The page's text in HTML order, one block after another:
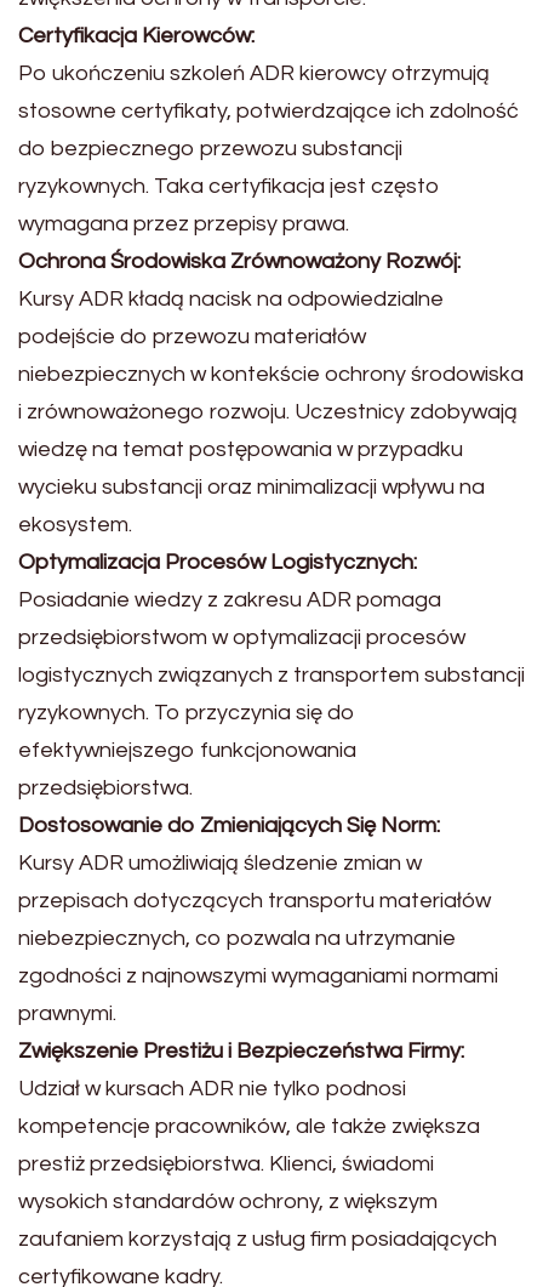
Certyfikacja Kierowców:
Po ukończeniu szkoleń ADR kierowcy otrzymują
stosowne certyfikaty, potwierdzające ich zdolność
do bezpiecznego przewozu substancji
ryzykownych. Taka certyfikacja jest często
wymagana przez przepisy prawa.
Ochrona Środowiska Zrównoważony Rozwój:
Kursy ADR kładą nacisk na odpowiedzialne
podejście do przewozu materiałów
niebezpiecznych w kontekście ochrony środowiska
i zrównoważonego rozwoju. Uczestnicy zdobywają
wiedzę na temat postępowania w przypadku
wycieku substancji oraz minimalizacji wpływu na
ekosystem.
Optymalizacja Procesów Logistycznych:
Posiadanie wiedzy z zakresu ADR pomaga
przedsiębiorstwom w optymalizacji procesów
logistycznych związanych z transportem substancji
ryzykownych. To przyczynia się do
efektywniejszego funkcjonowania
przedsiębiorstwa.
Dostosowanie do Zmieniających Się Norm:
Kursy ADR umożliwiają śledzenie zmian w
przepisach dotyczących transportu materiałów
niebezpiecznych, co pozwala na utrzymanie
zgodności z najnowszymi wymaganiami normami
prawnymi.
Zwiększenie Prestiżu i Bezpieczeństwa Firmy:
Udział w kursach ADR nie tylko podnosi
kompetencje pracowników, ale także zwiększa
prestiż przedsiębiorstwa. Klienci, świadomi
wysokich standardów ochrony, z większym
zaufaniem korzystają z usług firm posiadających
certyfikowane kadry.